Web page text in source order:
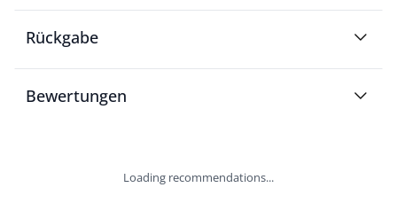
Rückgabe
Bewertungen
Loading recommendations...